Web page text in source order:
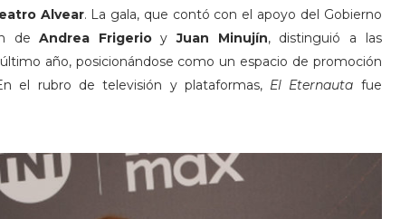
Alvear. La gala, que contó con el apoyo del Gobierno
deAndrea FrigerioyJuan Minujín, distinguió a las
año, posicionándose como un espacio de promoción
el rubro de televisión y plataformas, El Eternauta fue